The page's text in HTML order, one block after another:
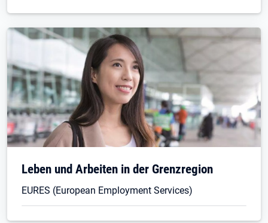
Leben und Arbeiten in der Grenzregion
EURES (European Employment Services)